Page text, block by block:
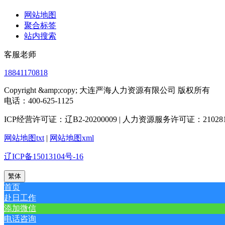
网站地图
聚合标签
站内搜索
客服老师
18841170818
Copyright &amp;copy; 大连严海人力资源有限公司 版权所有
电话：400-625-1125
ICP经营许可证：辽B2-20200009 | 人力资源服务许可证：
网站地图txt | 网站地图xml
辽ICP备15013104号-16
繁体
首页
赴日工作
添加微信
电话咨询